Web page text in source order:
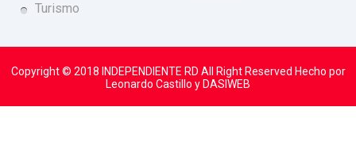
Turismo
Copyright © 2018 INDEPENDIENTE RD All Right Reserved Hecho por
Leonardo Castillo y DASIWEB